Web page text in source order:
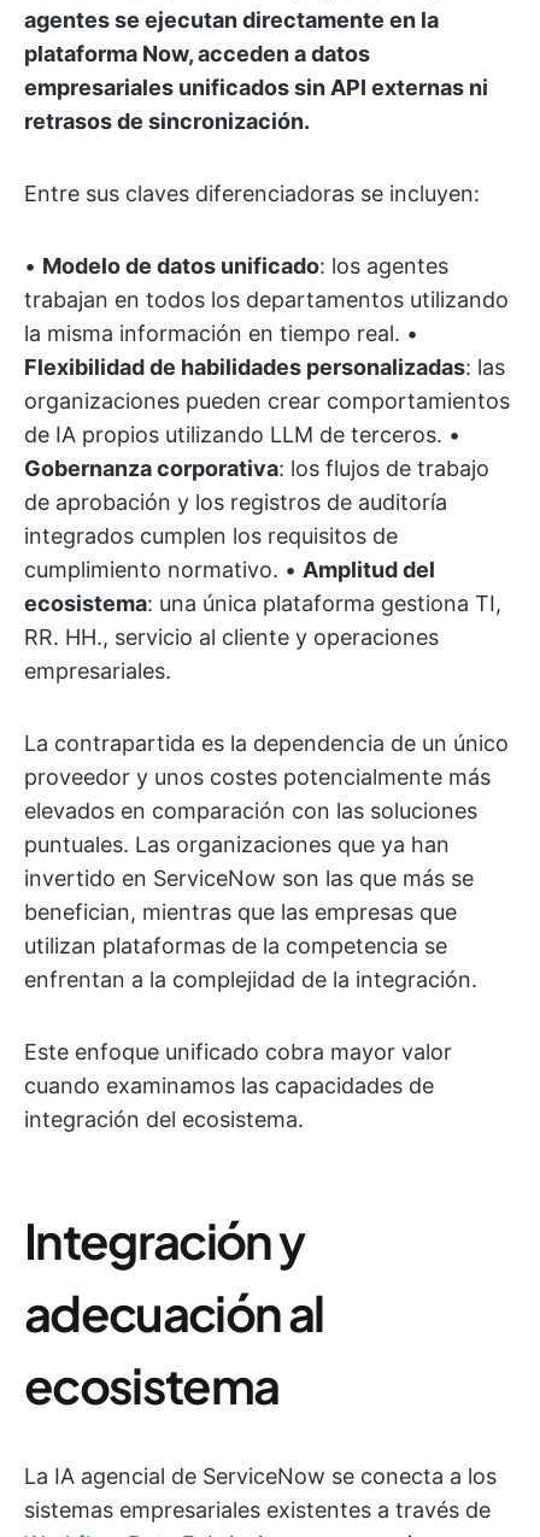
agentes se ejecutan directamente en la
plataforma Now, acceden a datos
empresariales unificados sin API externas ni
retrasos de sincronización.
Entre sus claves diferenciadoras se incluyen:
• Modelo de datos unificado: los agentes
trabajan en todos los departamentos utilizando
la misma información en tiempo real. •
Flexibilidad de habilidades personalizadas: las
organizaciones pueden crear comportamientos
de IA propios utilizando LLM de terceros. •
Gobernanza corporativa: los flujos de trabajo
de aprobación y los registros de auditoría
integrados cumplen los requisitos de
cumplimiento normativo. • Amplitud del
ecosistema: una única plataforma gestiona TI,
RR. HH., servicio al cliente y operaciones
empresariales.
La contrapartida es la dependencia de un único
proveedor y unos costes potencialmente más
elevados en comparación con las soluciones
puntuales. Las organizaciones que ya han
invertido en ServiceNow son las que más se
benefician, mientras que las empresas que
utilizan plataformas de la competencia se
enfrentan a la complejidad de la integración.
Este enfoque unificado cobra mayor valor
cuando examinamos las capacidades de
integración del ecosistema.
Integración y
adecuación al
ecosistema
La IA agencial de ServiceNow se conecta a los
sistemas empresariales existentes a través de